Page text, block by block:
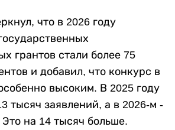
что в 2026 году
грантов стали более 75
и добавил, что конкурс в
высоким. В 2025 году
тысяч заявлений, а в 2026-м -
на 14 тысяч больше.